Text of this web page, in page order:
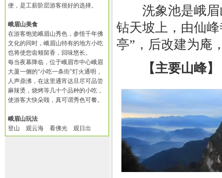
便，是工薪阶层游客很好的选择。
峨眉山美食
在游客饱览峨眉山秀色，参悟千年佛
文化的同时，峨眉山特有的地方小吃
也将使您齿颊留香，回味悠长。
每当夜幕降临，位于峨眉市中心峨眉
大厦一侧的“小吃一条街”灯火通明，
人声鼎沸，在这里通宵达旦尽可品尝
麻辣烫，烧烤等几十个品种的小吃，
使游客大快朵颐，真可谓秀色可餐。
峨眉山玩法
登山 观云海 看佛光 观日出
洗象池是峨眉
钻天坡上，由仙
亭”，后改建为庵
【主要山峰】